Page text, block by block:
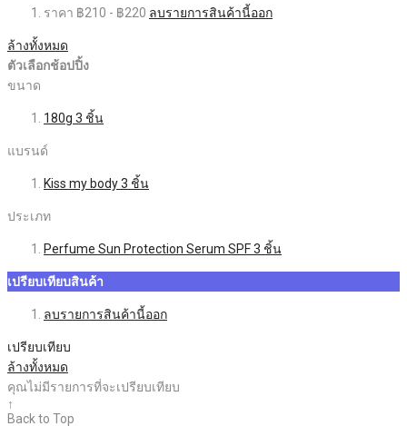
ราคา ฿210 - ฿220 ลบรายการสินค้านี้ออก
ล้างทั้งหมด
ตัวเลือกช้อปปิ้ง
ขนาด
180g 3 ชิ้น
แบรนด์
Kiss my body3 ชิ้น
ประเภท
Perfume Sun Protection Serum SPF3 ชิ้น
เปรียบเทียบสินค้า
ลบรายการสินค้านี้ออก
เปรียบเทียบ
ล้างทั้งหมด
คุณไม่มีรายการที่จะเปรียบเทียบ
↑
Back to Top